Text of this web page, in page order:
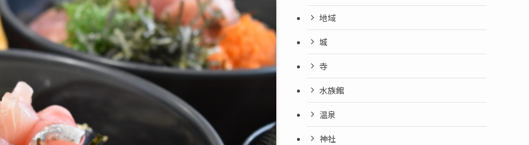
地域
城
寺
水族館
温泉
神社